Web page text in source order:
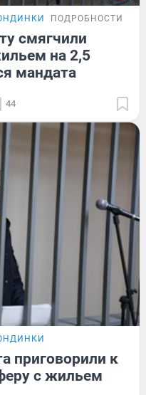
ПОДРОБНОСТИ
смягчили
на 2,5
мандата
44
приговорили к
с жильем